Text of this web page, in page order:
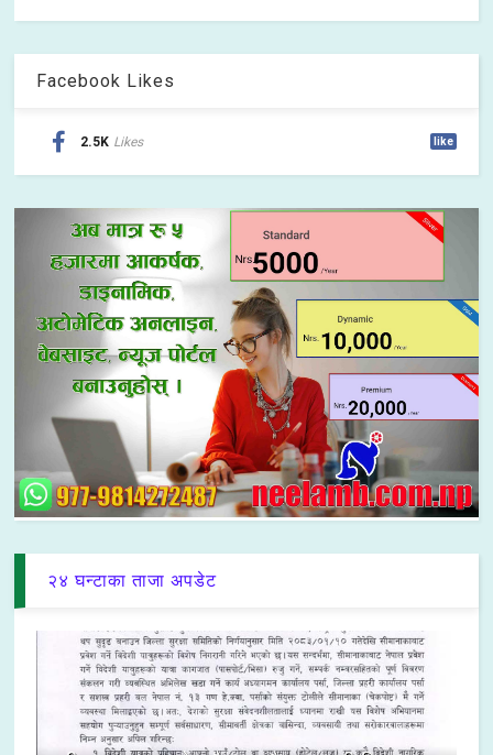
Facebook Likes
2.5K Likes like
२४ घन्टाका ताजा अपडेट